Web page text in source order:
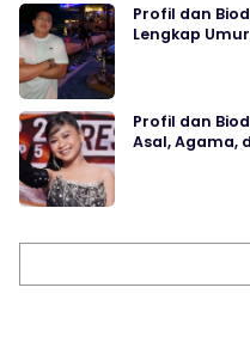
Profil dan
Lengkap
Profil dan
Asal, Agama,